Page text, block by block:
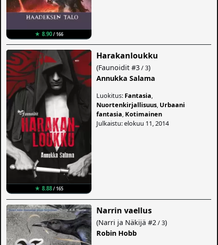
★ 8.90/ 166
★ 8.88/ 165
Harakanloukku
(Faunoidit #3/ 3)
Annukka Salama
Luokitus: Fantasia
Nuortenkirjallisuus Urbaani
fantasia Kotimainen
Julkaistu: elokuu 11, 2014
Narrin vaellus
(Narri ja Näkijä #2 / 3)
Robin Hobb